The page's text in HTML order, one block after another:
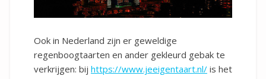
Ook in Nederland zijn er geweldige
regenboogtaarten en ander gekleurd gebak te
verkrijgen: bij https://www.jeeigentaart.nl/ is het